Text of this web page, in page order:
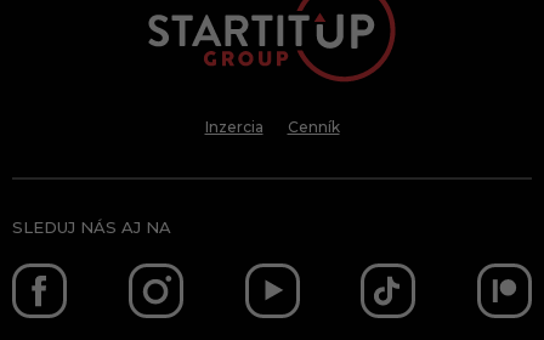
Inzercia Cenník
SLEDUJ NÁS AJ NA